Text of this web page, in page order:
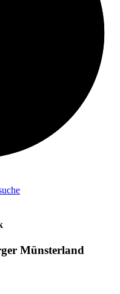
Münsterland